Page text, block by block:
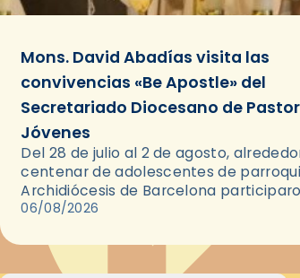
Mons. David Abadías visita las
convivencias «Be Apostle» del
Secretariado Diocesano de
Jóvenes
Del 28 de julio al 2 de agosto,
centenar de adolescentes de
Archidiócesis de Barcelona
convivencias Be Apostle, organizadas
06/08/2026